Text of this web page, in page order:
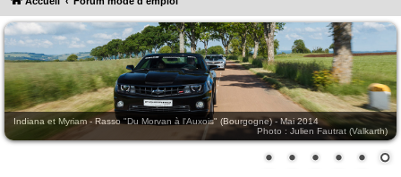
Indiana et Myriam - Rasso "Du Morvan à l'Auxois" (Bourgogne) - Mai 2014
Photo : Julien Fautrat (Valkarth)